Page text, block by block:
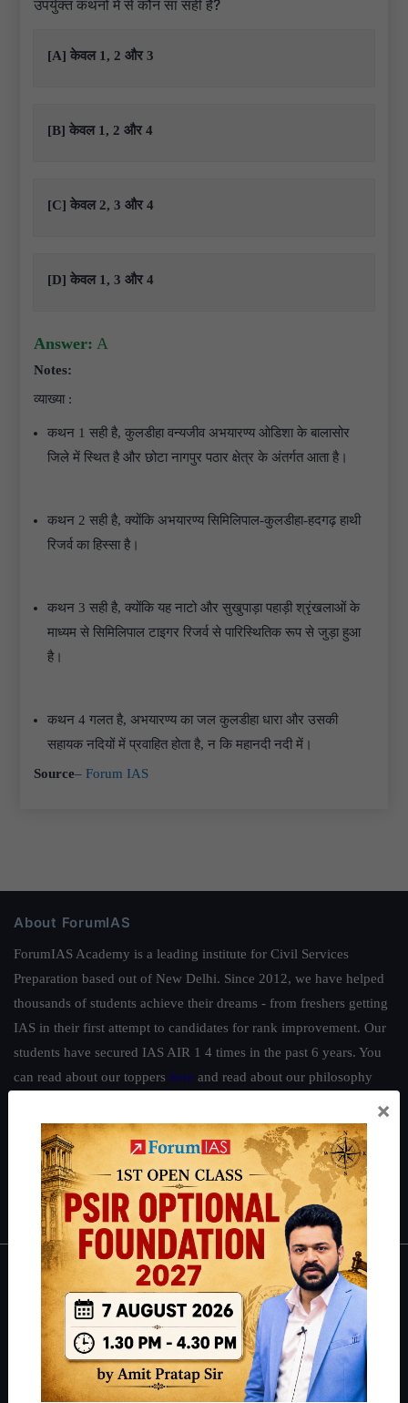
उपर्युक्त कथनों में से कौन सा सही है?
[A] केवल 1, 2 और 3
[B] केवल 1, 2 और 4
[C] केवल 2, 3 और 4
[D] केवल 1, 3 और 4
Answer: A
Notes:
व्याख्या :
कथन 1 सही है, कुलडीहा वन्यजीव अभयारण्य ओडिशा के बालासोर
जिले में स्थित है और छोटा नागपुर पठार क्षेत्र के अंतर्गत आता है।
कथन 2 सही है, क्योंकि अभयारण्य सिमिलिपाल-कुलडीहा-हदगढ़ हाथी
रिजर्व का हिस्सा है।
कथन 3 सही है, क्योंकि यह नाटो और सुखुपाड़ा पहाड़ी श्रृंखलाओं के
माध्यम से सिमिलिपाल टाइगर रिजर्व से पारिस्थितिक रूप से जुड़ा हुआ
है।
कथन 4 गलत है, अभयारण्य का जल कुलडीहा धारा और उसकी
सहायक नदियों में प्रवाहित होता है, न कि महानदी नदी में।
Source–Forum IAS
About ForumIAS
ForumIAS Academy is a leading institute for Civil Services
Preparation based out of New Delhi. Since 2012, we have helped
thousands of students achieve their dreams - from freshers getting
IAS in their first attempt to candidates for rank improvement. Our
students have secured IAS AIR 1 4 times in the past 6 years. You
can read about our toppers here and read about our philosophy
Guides by ForumIAS
Polity|Environment IFoS Preparation Guide|Crack
IAS in first Attempt
Interview Preparation Guide
About
About Us
Our Philosophy
Work With Us
×